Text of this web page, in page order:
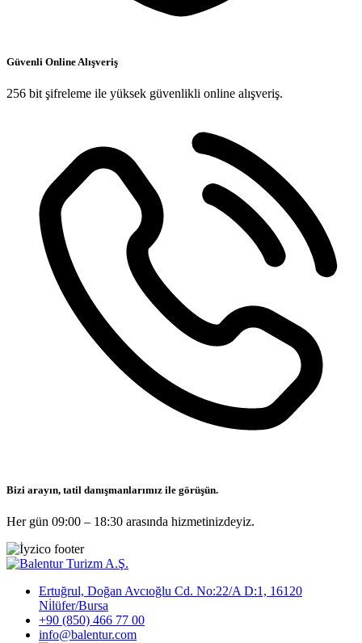
Güvenli Online Alışveriş
256 bit şifreleme ile yüksek güvenlikli online alışveriş.
Bizi arayın, tatil danışmanlarımız ile görüşün.
Her gün 09:00 – 18:30 arasında hizmetinizdeyiz.
Ertuğrul, Doğan Avcıoğlu Cd. No:22/A D:1, 16120
Ni̇lüfer/Bursa
+90 (850) 466 77 00
info@balentur.com